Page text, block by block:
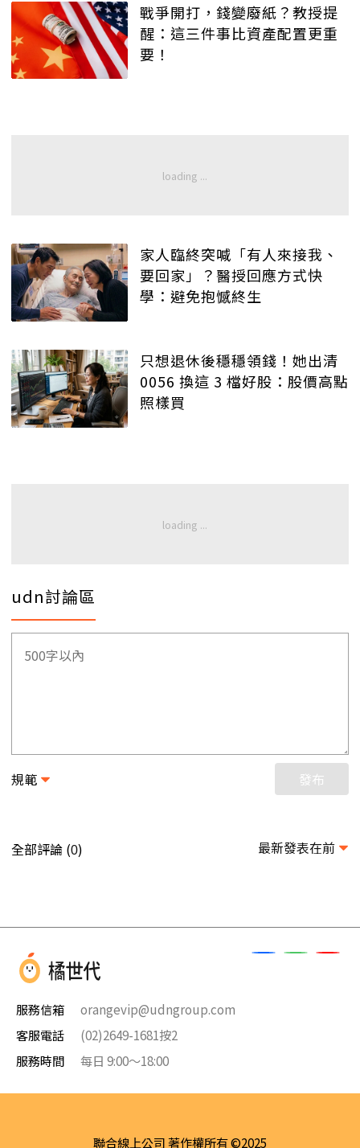
戰爭開打，錢變廢紙？教授提
醒：這三件事比資產配置更重
要！
家人臨終突喊「有人來接我、
要回家」？醫授回應方式快
學：避免抱憾終生
只想退休後穩穩領錢！她出清
0056 換這 3 檔好股：股價高點
照樣買
udn討論區
規範 發布
全部評論 (0) 最新發表在前
服務信箱
orangevip@udngroup.com
客服電話
(02)2649-1681按2
服務時間
每日 9:00～18:00
聯合線上公司 著作權所有 ©2025